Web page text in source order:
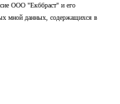
ООО "Екббраст" и его
мной данных, содержащихся в